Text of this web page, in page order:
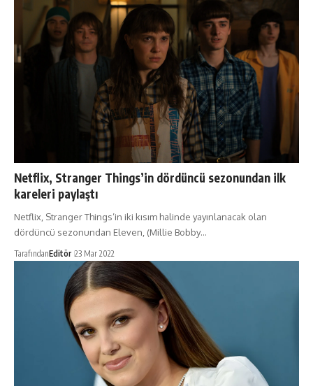
Netflix, Stranger Things’in dördüncü sezonundan ilk
kareleri paylaştı
Netflix, Stranger Things’in iki kısım halinde yayınlanacak olan
dördüncü sezonundan Eleven, (Millie Bobby…
TarafındanEditör 23 Mar 2022